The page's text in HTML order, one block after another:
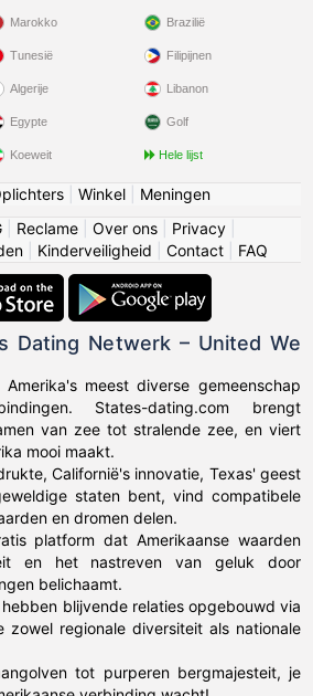
Marokko
Tunesië
Algerije
Egypte
Koeweit
Brazilië
Filipijnen
Libanon
Golf
Hele lijst
| Winkel| Meningen
Reclame Over ons Privacy
Kinderveiligheid Contact FAQ
Dating Netwerk – United We
meest diverse gemeenschap
States-dating.com brengt
van zee tot stralende zee, en viert
mooi maakt.
Californië's innovatie, Texas' geest
staten bent, vind compatibele
en dromen delen.
platform dat Amerikaanse waarden
en het nastreven van geluk door
belichaamt.
blijvende relaties opgebouwd via
zowel regionale diversiteit als nationale
tot purperen bergmajesteit, je